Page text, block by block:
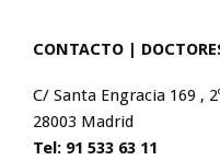
CONTACTO |
C/ Santa Engracia 169 ,
28003 Madrid
Tel: 91 533 63 11